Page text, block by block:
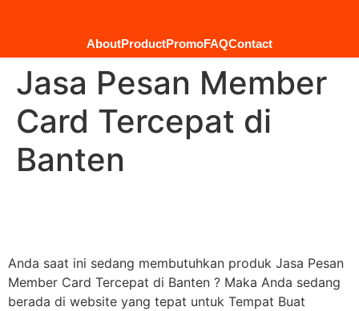
AboutProductPromoFAQContact
Jasa Pesan Member
Card Tercepat di
Banten
Anda saat ini sedang membutuhkan produk Jasa Pesan
Member Card Tercepat di Banten ? Maka Anda sedang
berada di website yang tepat untuk Tempat Buat